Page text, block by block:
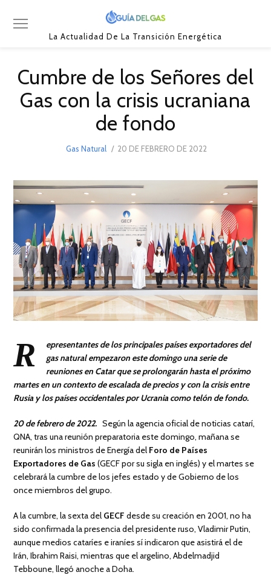
La Actualidad De La Transición Energética
Cumbre de los Señores del
Gas con la crisis ucraniana
de fondo
Gas Natural
POSTED
20 DE FEBRERO DE 2022
2022
R
epresentantes de los principales países exportadores del
gas natural empezaron este domingo una serie de
reuniones en Catar que se prolongarán hasta el próximo
martes en un contexto de escalada de precios y con la crisis entre
Rusia y los países occidentales por Ucrania como telón de fondo.
20 de febrero de 2022. Según la agencia oficial de noticias catarí,
QNA, tras una reunión preparatoria este domingo, mañana se
reunirán los ministros de Energía del Foro de Países
Exportadores de Gas (GECF por su sigla en inglés) y el martes se
celebrará la cumbre de los jefes estado y de Gobierno de los
once miembros del grupo.
A la cumbre, la sexta del GECF desde su creación en 2001, no ha
sido confirmada la presencia del presidente ruso, Vladimir Putin,
aunque medios cataríes e iraníes sí indicaron que asistirá el de
Irán, Ibrahim Raisi, mientras que el argelino, Abdelmadjid
Tebboune, llegó anoche a Doha.